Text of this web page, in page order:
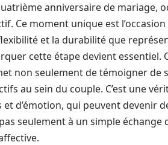
anniversaire de mariage,
Ce moment unique est
et la durabilité que
cette étape devient essentiel.
non seulement de témoigner de
au sein du couple. C’est une
d’émotion, qui peuvent devenir
seulement à un simple échange